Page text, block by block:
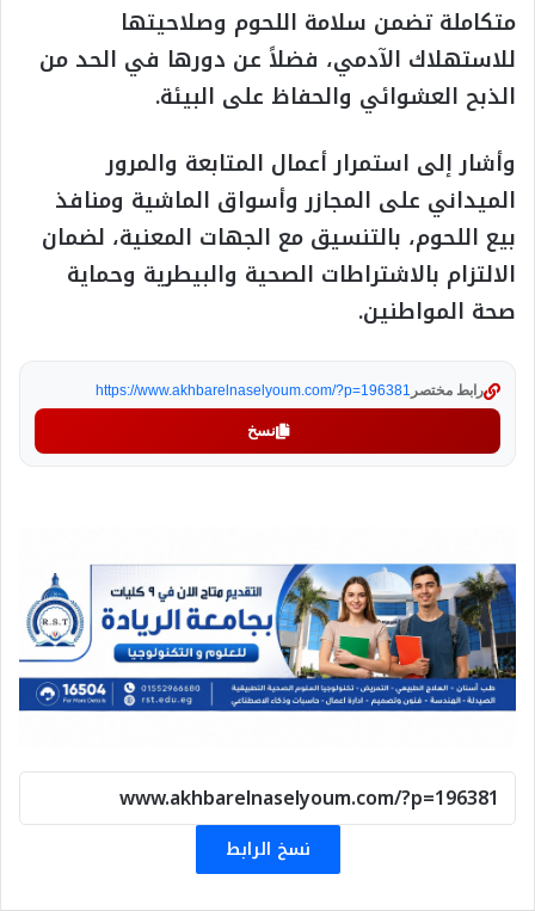
متكاملة تضمن سلامة اللحوم وصلاحيتها
للاستهلاك الآدمي، فضلاً عن دورها في الحد من
الذبح العشوائي والحفاظ على البيئة.
وأشار إلى استمرار أعمال المتابعة والمرور
الميداني على المجازر وأسواق الماشية ومنافذ
بيع اللحوم، بالتنسيق مع الجهات المعنية، لضمان
الالتزام بالاشتراطات الصحية والبيطرية وحماية
صحة المواطنين.
رابط مختصر https://www.akhbarelnaselyoum.com/?p=196381
نسخ
نسخ الرابط